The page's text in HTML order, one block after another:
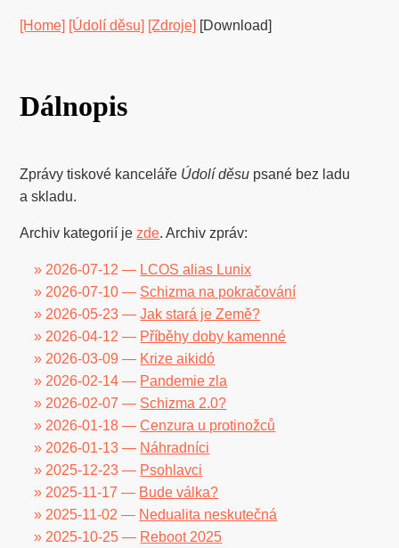
[Home] [Údolí děsu] [Zdroje] [Download]
Dálnopis
Zprávy tiskové kanceláře Údolí děsu psané bez ladu
a skladu.
Archiv kategorií je zde. Archiv zpráv:
» 2026-07-12 — LCOS alias Lunix
» 2026-07-10 — Schizma na pokračování
» 2026-05-23 —Jak stará je Země?
» 2026-04-12 — Příběhy doby kamenné
» 2026-03-09 — Krize aikidó
» 2026-02-14 — Pandemie zla
» 2026-02-07 — Schizma 2.0?
» 2026-01-18 —Cenzura u protinožců
» 2026-01-13 — Náhradníci
» 2025-12-23 — Psohlavci
» 2025-11-17 — Bude válka?
» 2025-11-02 — Nedualita neskutečná
» 2025-10-25 — Reboot 2025